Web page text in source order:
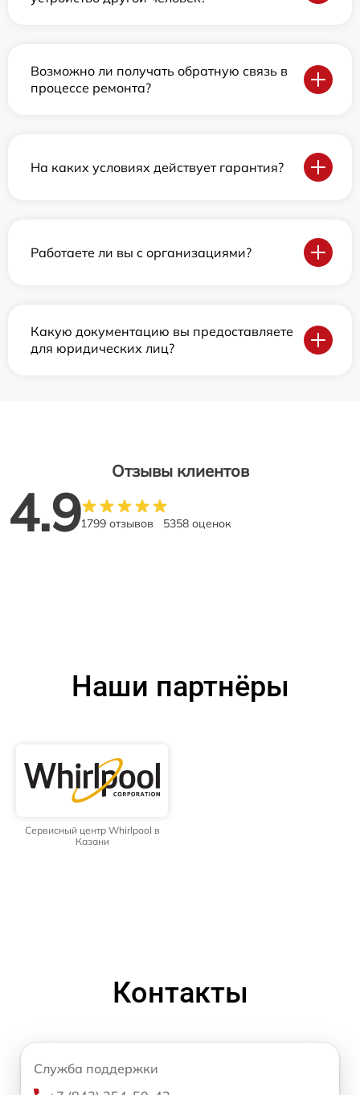
Возможно ли получать обратную связь в
процессе ремонта?
На каких условиях действует гарантия?
Работаете ли вы с организациями?
Какую документацию вы предоставляете
для юридических лиц?
Отзывы клиентов
4.91799 отзывов 5358 оценок
Наши партнёры
Сервисный центр Whirlpool в
Казани
Контакты
Служба поддержки